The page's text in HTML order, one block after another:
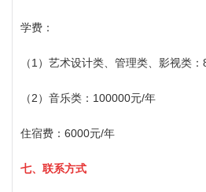
学费：
（1）艺术设计类、管理类、影视类
（2）音乐类：100000元/年
住宿费： 6000元/年
七、联系方式